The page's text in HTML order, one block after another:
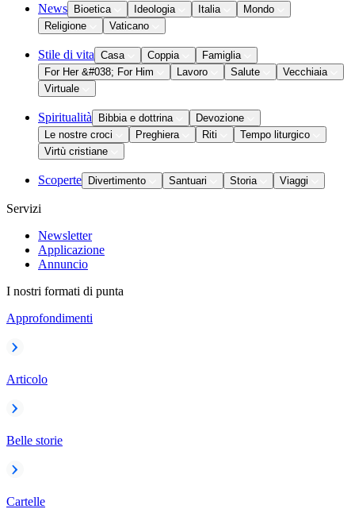
News Bioetica Ideologia Italia
Mondo
Religione
Vaticano
Stile di vita Casa Coppia
Famiglia
For Her &#038; For Him
Lavoro Salute
Vecchiaia
Virtuale
Spiritualità Bibbia e dottrina
Devozione
Le nostre croci
Preghiera Riti
Tempo liturgico
Virtù cristiane
Scoperte Divertimento Santuari Storia Viaggi
Servizi
Newsletter
Applicazione
Annuncio
I nostri formati di punta
Approfondimenti
Articolo
Belle storie
Cartelle